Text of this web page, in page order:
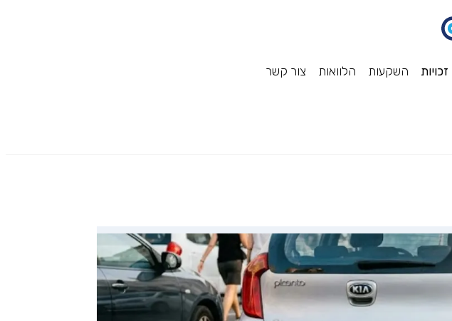
זכויות השקעות הלוואות צור קשר